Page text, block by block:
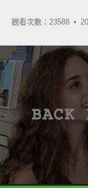
觀看次數：23588 •